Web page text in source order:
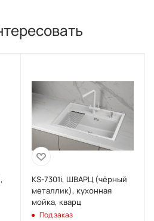
KS-7301i, ШВАРЦ (чёрный
металлик), кухонная
мойка, кварц
Под заказ